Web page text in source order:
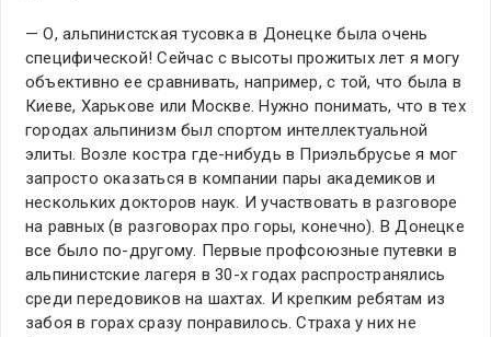
— О, альпинистская тусовка в Донецке была очень
специфической! Сейчас с высоты прожитых лет я могу
объективно ее сравнивать, например, с той, что была в
Киеве, Харькове или Москве. Нужно понимать, что в тех
городах альпинизм был спортом интеллектуальной
элиты. Возле костра где-нибудь в Приэльбрусье я мог
запросто оказаться в компании пары академиков и
нескольких докторов наук. И участвовать в разговоре
на равных (в разговорах про горы, конечно). В Донецке
все было по-другому. Первые профсоюзные путевки в
альпинистские лагеря в 30-х годах распространялись
среди передовиков на шахтах. И крепким ребятам из
забоя в горах сразу понравилось. Страха у них не